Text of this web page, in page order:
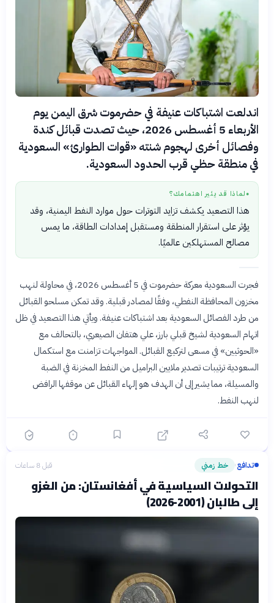
اندلعت اشتباكات عنيفة في حضرموت شرق اليمن يوم
الأربعاء 5 أغسطس 2026، حيث تصدت قبائل كندة
وفصائل أخرى لهجوم شنته «قوات الطوارئ» السعودية
في منطقة حظي قرب الحدود السعودية.
● لماذا قد يثير اهتمامك؟
هذا التصعيد يكشف تزايد التوترات حول موارد النفط اليمنية، وقد
يؤثر على استقرار المنطقة ومستقبل إمدادات الطاقة، ما يمس
مصالح المستهلكين عالميًا.
فجرت السعودية معركة حضرموت في 5 أغسطس 2026، في محاولة لنهب
مخزون المحافظة النفطي، وفقًا لمصادر قبلية. وقد تمكن مسلحو القبائل
من طرد الفصائل السعودية بعد اشتباكات عنيفة. ويأتي هذا التصعيد في ظل
اتهام السعودية لشيخ قبلي بارز، علي هتفان الصيعري، بالتحالف مع
«الحوثيين» في مسعى لتركيع القبائل. المواجهات تزامنت مع استكمال
السعودية ترتيبات تصدير ملايين البراميل من النفط المخزنة في الضبة
والمسيلة، مما يشير إلى أن الهدف هو إلهاء القبائل عن موقفها الرافض
لنهب النفط.
تدافع› خط زمني قبل 8 ساعات
التحولات السياسية في أفغانستان: من الغزو
إلى طالبان (2001-2026)